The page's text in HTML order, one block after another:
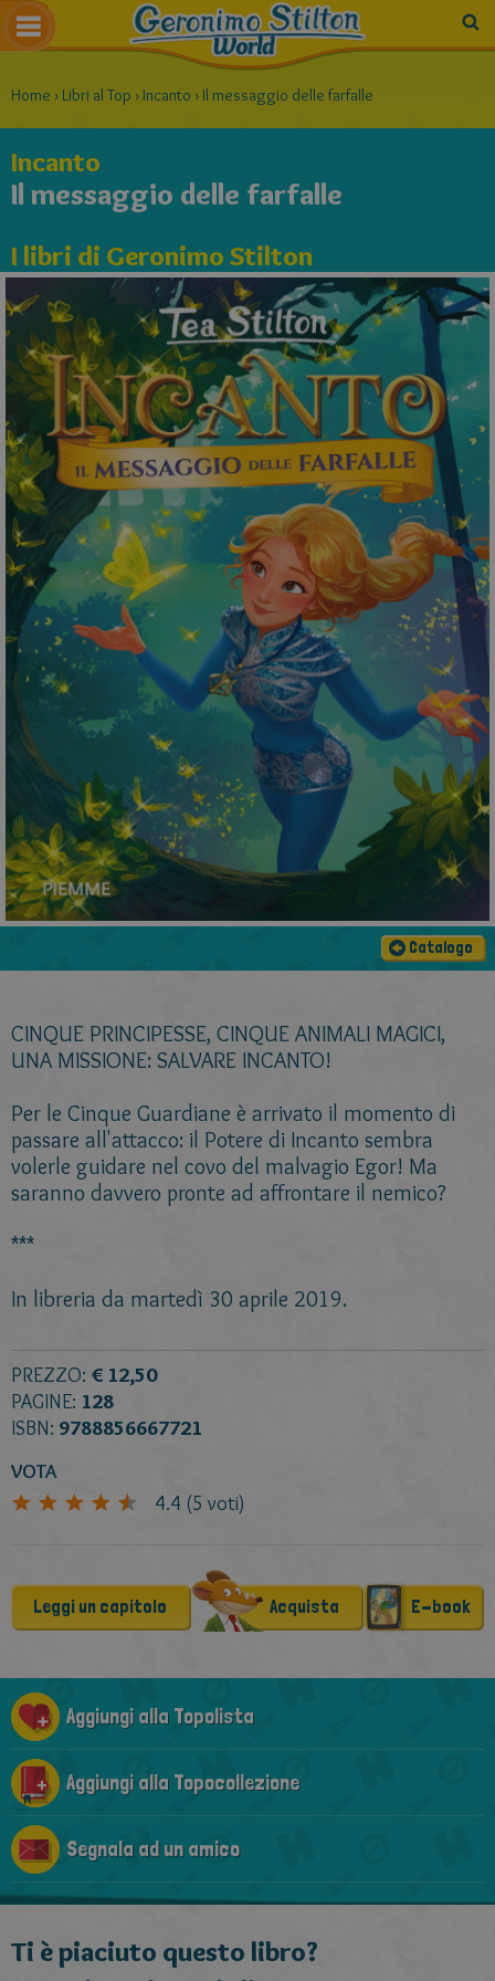
Home › Libri al Top › Incanto › Il messaggio delle farfalle
Incanto
Il messaggio delle farfalle
I libri di Geronimo Stilton
Catalogo
CINQUE PRINCIPESSE, CINQUE ANIMALI MAGICI,
UNA MISSIONE: SALVARE INCANTO!
Per le Cinque Guardiane è arrivato il momento di
passare all'attacco: il Potere di Incanto sembra
volerle guidare nel covo del malvagio Egor! Ma
saranno davvero pronte ad affrontare il nemico?
***
In libreria da martedì 30 aprile 2019.
PREZZO: € 12,50
PAGINE: 128
ISBN: 9788856667721
VOTA
4.4 (5 voti)
Acquista E-book
Leggi un capitolo
Aggiungi alla Topolista
Aggiungi alla Topocollezione
Segnala ad un amico
Ti è piaciuto questo libro?